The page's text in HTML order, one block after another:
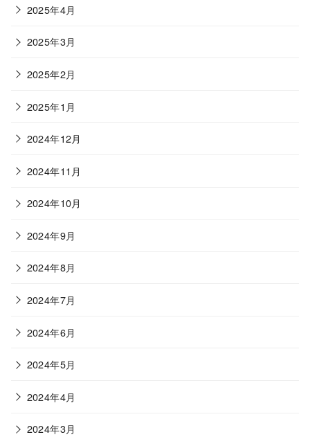
2025年4月
2025年3月
2025年2月
2025年1月
2024年12月
2024年11月
2024年10月
2024年9月
2024年8月
2024年7月
2024年6月
2024年5月
2024年4月
2024年3月